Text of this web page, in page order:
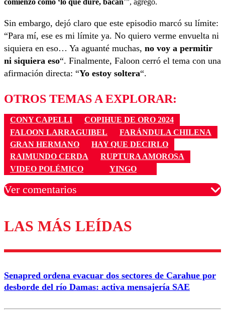
comienzo como ‘lo que dure, bacán’”, agregó.
Sin embargo, dejó claro que este episodio marcó su límite:
“Para mí, ese es mi límite ya. No quiero verme envuelta ni
siquiera en eso… Ya aguanté muchas, no voy a permitir
ni siquiera eso“. Finalmente, Faloon cerró el tema con una
afirmación directa: “Yo estoy soltera“.
OTROS TEMAS A EXPLORAR:
CONY CAPELLI
COPIHUE DE ORO 2024
FALOON LARRAGUIBEL
FARÁNDULA CHILENA
GRAN HERMANO
HAY QUE DECIRLO
RAIMUNDO CERDA
RUPTURA AMOROSA
VIDEO POLÉMICO
YINGO
Ver comentarios
Los comentarios son moderados para garantizar un
diálogo respetuoso.
Correo
LAS MÁS LEÍDAS
Senapred ordena evacuar dos sectores de Carahue por
desborde del río Damas: activa mensajería SAE